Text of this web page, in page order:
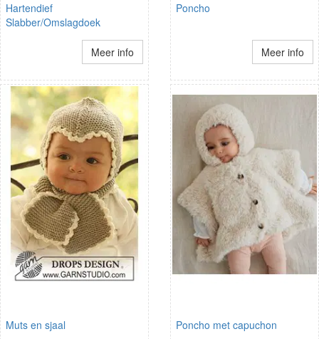
Hartendief
Slabber/Omslagdoek
Meer info
Poncho
Meer info
Muts en sjaal Poncho met capuchon